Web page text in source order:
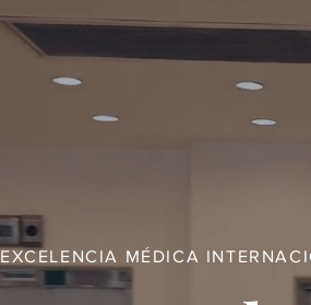
EXCELENCIA MÉDICA